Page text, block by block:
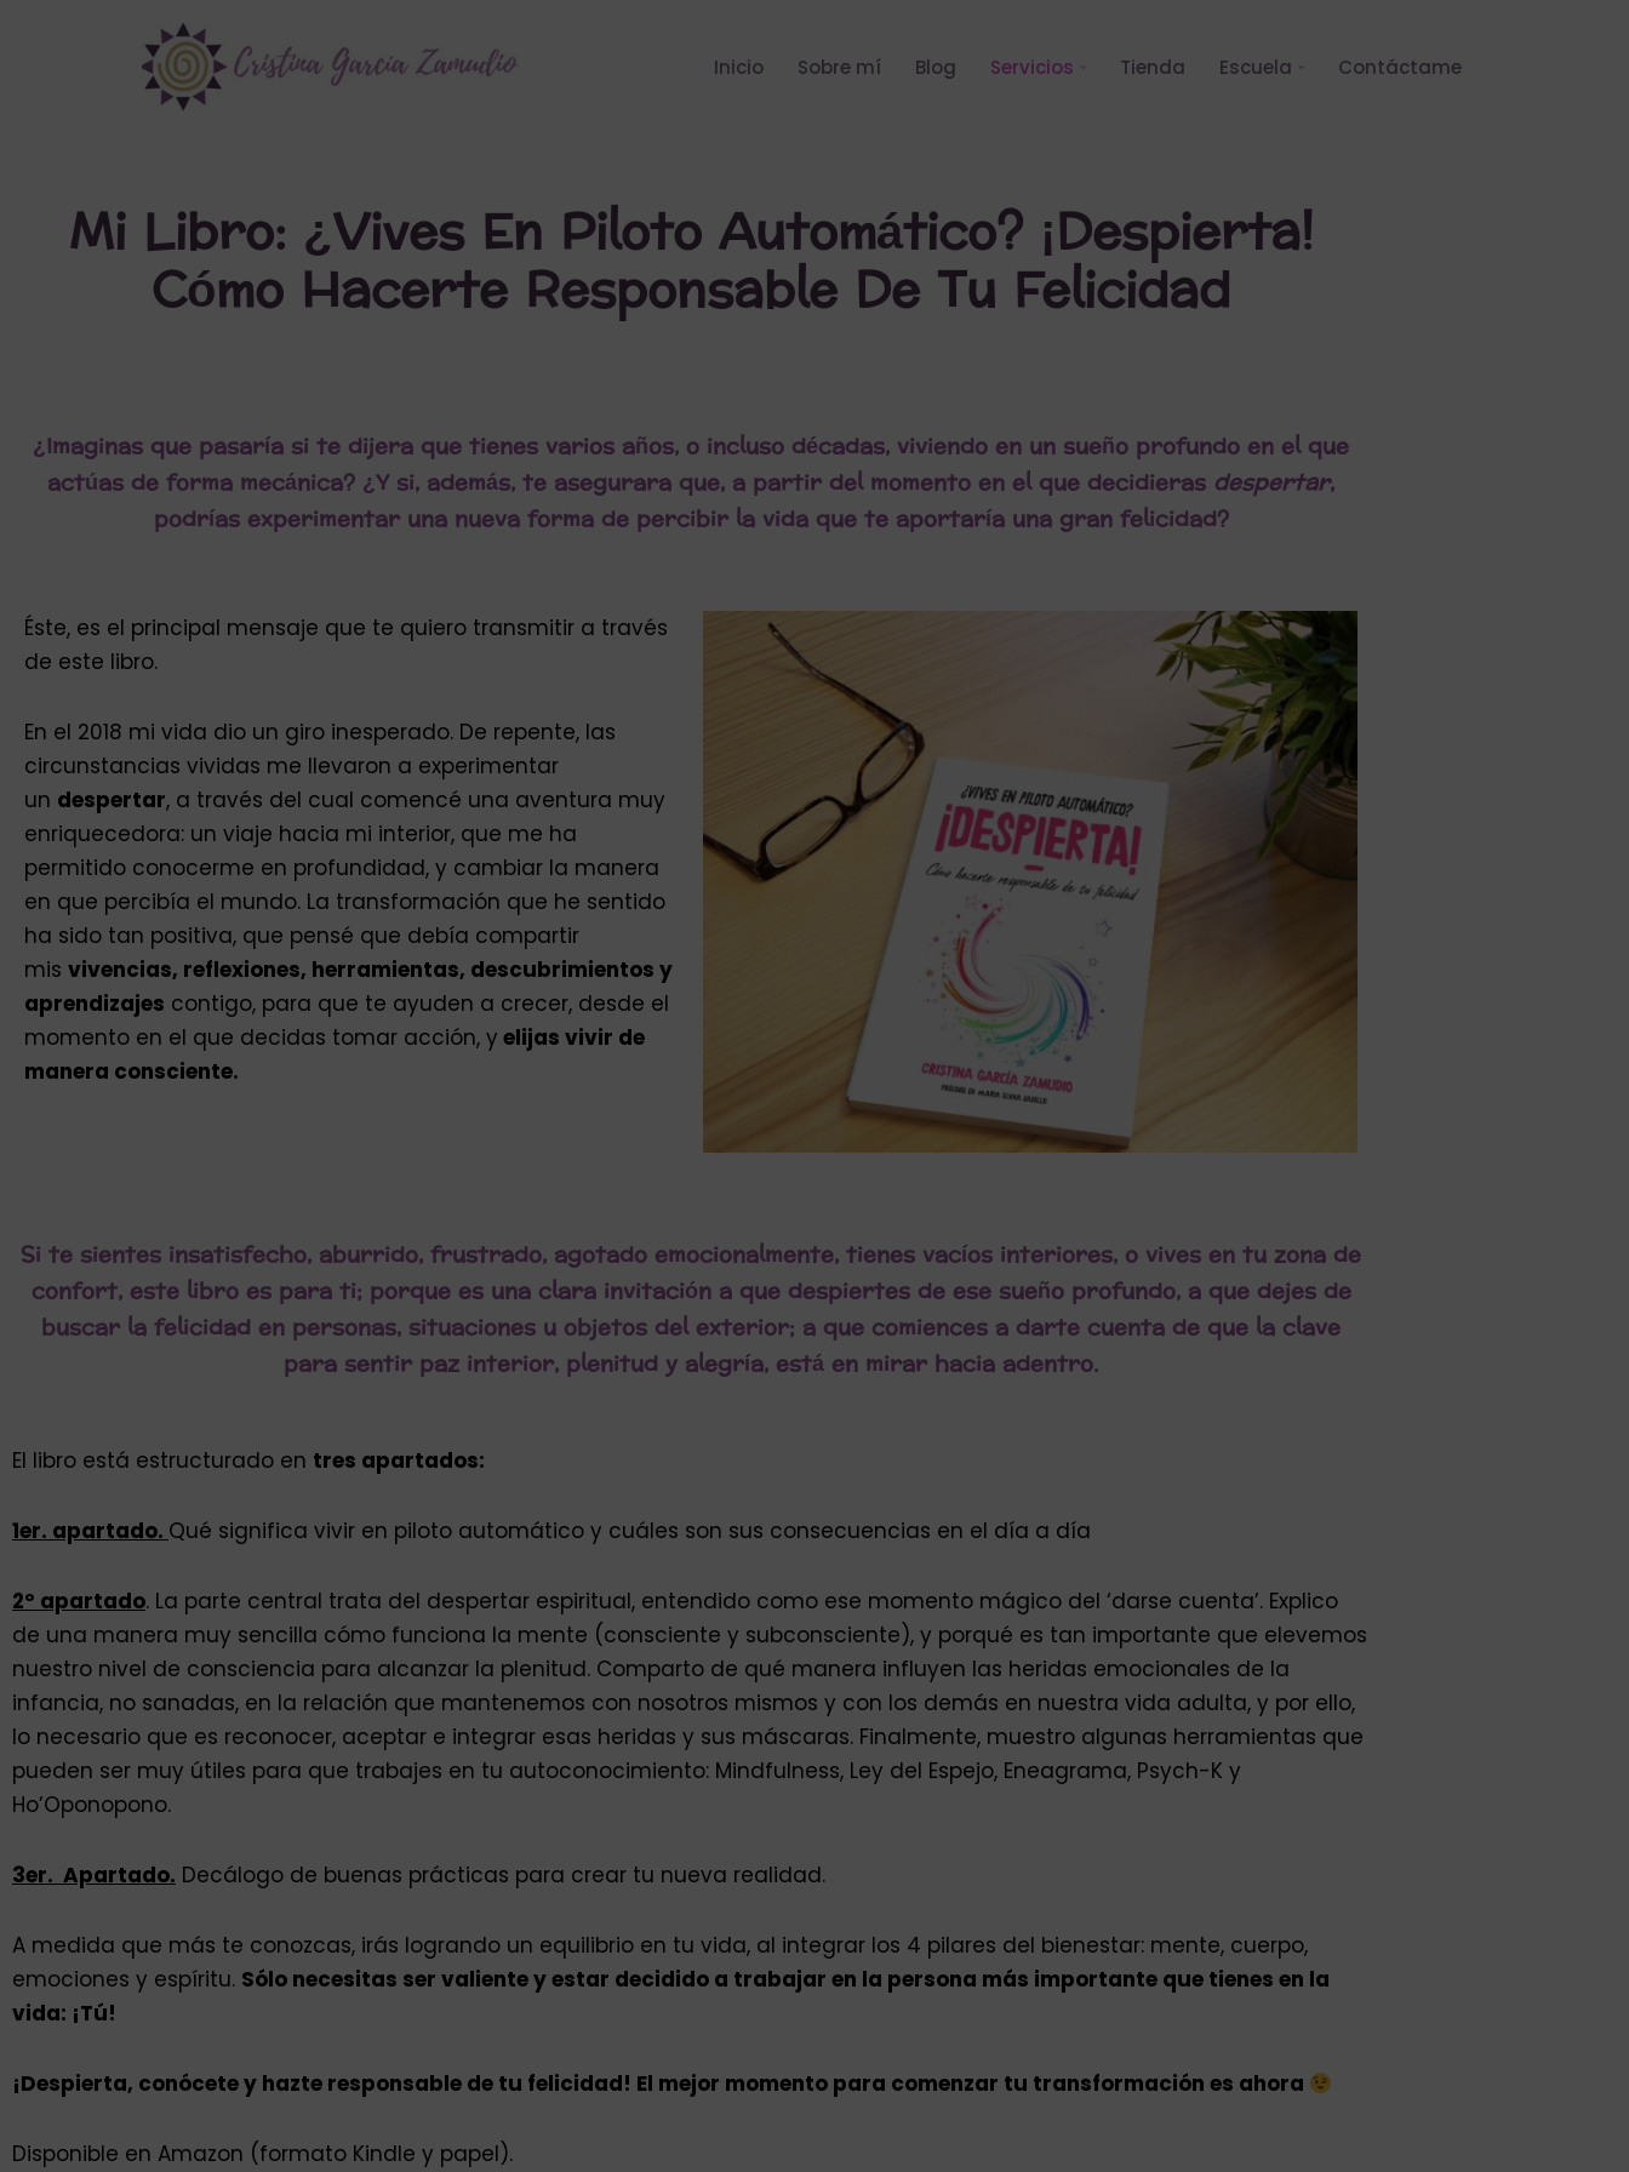
Inicio Sobre mí Blog Servicios Tienda Escuela Contáctame
Mi Libro: ¿Vives En Piloto Automático? ¡despierta!
Cómo Hacerte Responsable De Tu Felicidad
¿Imaginas que pasaría si te dijera que tienes varios años, o incluso décadas, viviendo en un sueño profundo en el que
actúas de forma mecánica? ¿Y si, además, te asegurara que, a partir del momento en el que decidieras despertar,
podrías experimentar una nueva forma de percibir la vida que te aportaría una gran felicidad?
Éste, es el principal mensaje que te quiero transmitir a través
de este libro.
En el 2018 mi vida dio un giro inesperado. De repente, las
circunstancias vividas me llevaron a experimentar
un despertar, a través del cual comencé una aventura muy
enriquecedora: un viaje hacia mi interior, que me ha
permitido conocerme en profundidad, y cambiar la manera
en que percibía el mundo. La transformación que he sentido
ha sido tan positiva, que pensé que debía com­partir
mis vivencias, reflexiones, herramientas, descu­brimientos y
aprendizajes contigo, para que te ayuden a crecer, desde el
momento en el que decidas tomar acción, y elijas vivir de
manera consciente.
Si te sientes insatisfecho, aburrido, frustrado, agotado emocionalmente, tienes vacíos interiores, o vives en tu zona de
confort, este libro es para ti; porque es una clara invitación a que despiertes de ese sueño profundo, a que dejes de
buscar la felicidad en personas, situaciones u objetos del exterior; a que comiences a darte cuenta de que la clave
para sentir paz interior, plenitud y alegría, está en mirar hacia adentro.
El libro está estructurado en tres apartados:
1er. apartado. Qué significa vivir en piloto automático y cuáles son sus consecuencias en el día a día
2º apartado. La parte central trata del despertar espiritual, entendido como ese momento mágico del ‘darse cuenta’. Explico
de una manera muy sencilla cómo funciona la mente (consciente y subconsciente), y porqué es tan importante que elevemos
nuestro nivel de consciencia para alcanzar la plenitud. Comparto de qué manera influyen las heridas emocionales de la
infancia, no sanadas, en la relación que mantenemos con nosotros mismos y con los demás en nuestra vida adulta, y por ello,
lo necesario que es reconocer, aceptar e integrar esas heridas y sus máscaras. Finalmente, muestro algunas herramientas que
pueden ser muy útiles para que trabajes en tu autoconocimiento: Mindfulness, Ley del Espejo, Eneagrama, Psych-K y
Ho’Oponopono.
3er. Apartado. Decálogo de buenas prácticas para crear tu nueva realidad.
A medida que más te conozcas, irás logrando un equilibrio en tu vida, al integrar los 4 pilares del bienestar: mente, cuerpo,
emo­ciones y espíritu. Sólo necesitas ser valiente y estar decidido a trabajar en la persona más importante que tienes en la
vida: ¡Tú!
¡Despierta, conócete y hazte responsable de tu felicidad! El mejor momento para comenzar tu transformación es ahora
Disponible en Amazon (formato Kindle y papel).